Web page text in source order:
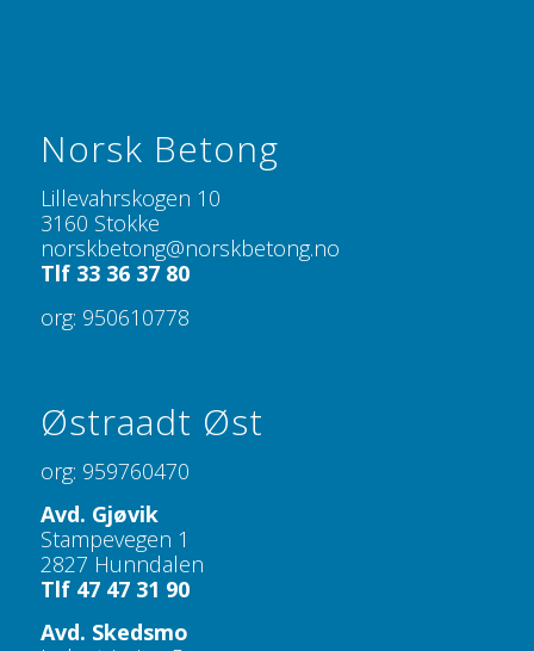
Norsk Betong
Lillevahrskogen 10
3160 Stokke
norskbetong@norskbetong.no
Tlf 33 36 37 80
org: 950610778
Østraadt Øst
org: 959760470
Avd. Gjøvik
Stampevegen 1
2827 Hunndalen
Tlf 47 47 31 90
Avd. Skedsmo